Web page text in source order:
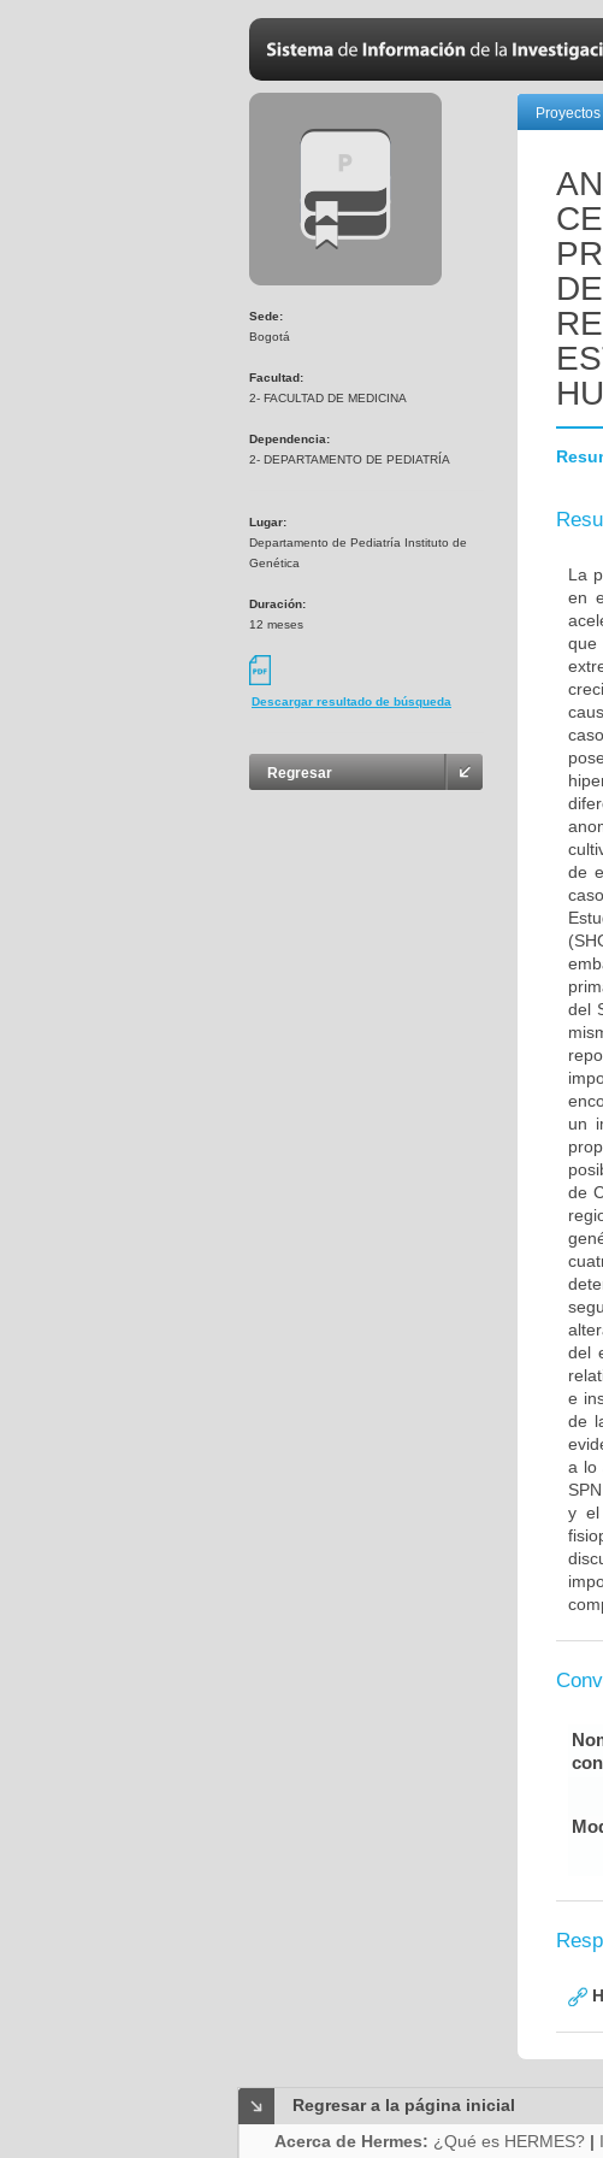
Sede:
Bogotá
Facultad:
2- FACULTAD DE MEDICINA
Dependencia:
2- DEPARTAMENTO DE PEDIATRÍA
Lugar:
Departamento de Pediatría Instituto de
Genética
Duración:
12 meses
Descargar resultado de búsqueda
Regresar
Proyectos
La
en
de
del
un
de
del
e
de
a lo
y el
Regresar a la página inicial
Acerca de Hermes: ¿Qué es HERMES? |